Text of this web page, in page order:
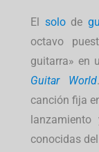
El solode
octavo
guitarra» en
Guitar World
canción fija
conocidas